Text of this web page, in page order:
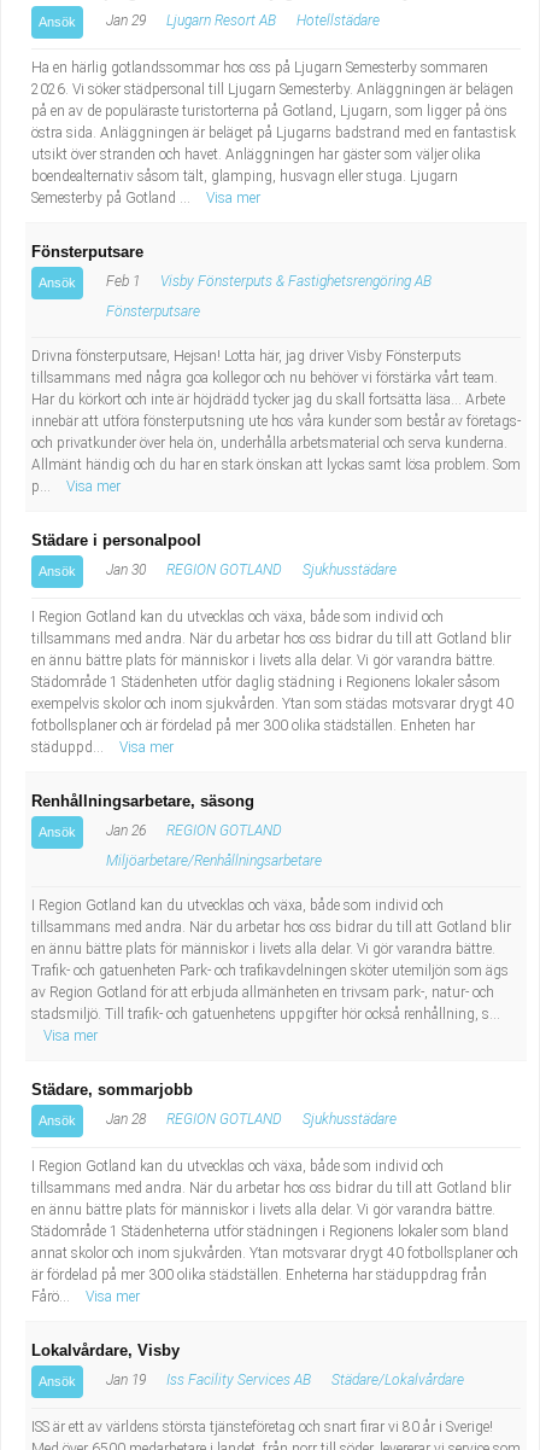
Ansök Jan 29 Ljugarn Resort AB Hotellstädare
Ha en härlig gotlandssommar hos oss på Ljugarn Semesterby sommaren
2026. Vi söker städpersonal till Ljugarn Semesterby. Anläggningen är belägen
på en av de populäraste turistorterna på Gotland, Ljugarn, som ligger på öns
östra sida. Anläggningen är beläget på Ljugarns badstrand med en fantastisk
utsikt över stranden och havet. Anläggningen har gäster som väljer olika
boendealternativ såsom tält, glamping, husvagn eller stuga. Ljugarn
Semesterby på Gotland ...
Visa mer
Fönsterputsare
Ansök Feb 1
Visby Fönsterputs & Fastighetsrengöring AB
Fönsterputsare
Drivna fönsterputsare, Hejsan! Lotta här, jag driver Visby Fönsterputs
tillsammans med några goa kollegor och nu behöver vi förstärka vårt team.
Har du körkort och inte är höjdrädd tycker jag du skall fortsätta läsa... Arbete
innebär att utföra fönsterputsning ute hos våra kunder som består av företags-
och privatkunder över hela ön, underhålla arbetsmaterial och serva kunderna.
Allmänt händig och du har en stark önskan att lyckas samt lösa problem. Som
p...
Visa mer
Städare i personalpool
Ansök Jan 30 REGION GOTLAND Sjukhusstädare
I Region Gotland kan du utvecklas och växa, både som individ och
tillsammans med andra. När du arbetar hos oss bidrar du till att Gotland blir
en ännu bättre plats för människor i livets alla delar. Vi gör varandra bättre.
Städområde 1 Städenheten utför daglig städning i Regionens lokaler såsom
exempelvis skolor och inom sjukvården. Ytan som städas motsvarar drygt 40
fotbollsplaner och är fördelad på mer 300 olika städställen. Enheten har
städuppd...
Visa mer
Renhållningsarbetare, säsong
Ansök Jan 26
REGION GOTLAND
Miljöarbetare/Renhållningsarbetare
I Region Gotland kan du utvecklas och växa, både som individ och
tillsammans med andra. När du arbetar hos oss bidrar du till att Gotland blir
en ännu bättre plats för människor i livets alla delar. Vi gör varandra bättre.
Trafik- och gatuenheten Park- och trafikavdelningen sköter utemiljön som ägs
av Region Gotland för att erbjuda allmänheten en trivsam park-, natur- och
stadsmiljö. Till trafik- och gatuenhetens uppgifter hör också renhållning, s...
Visa mer
Städare, sommarjobb
Ansök Jan 28 REGION GOTLAND Sjukhusstädare
I Region Gotland kan du utvecklas och växa, både som individ och
tillsammans med andra. När du arbetar hos oss bidrar du till att Gotland blir
en ännu bättre plats för människor i livets alla delar. Vi gör varandra bättre.
Städområde 1 Städenheterna utför städningen i Regionens lokaler som bland
annat skolor och inom sjukvården. Ytan motsvarar drygt 40 fotbollsplaner och
är fördelad på mer 300 olika städställen. Enheterna har städuppdrag från
Fårö...
Visa mer
Lokalvårdare, Visby
Ansök Jan 19 Iss Facility Services AB Städare/Lokalvårdare
ISS är ett av världens största tjänsteföretag och snart firar vi 80 år i Sverige!